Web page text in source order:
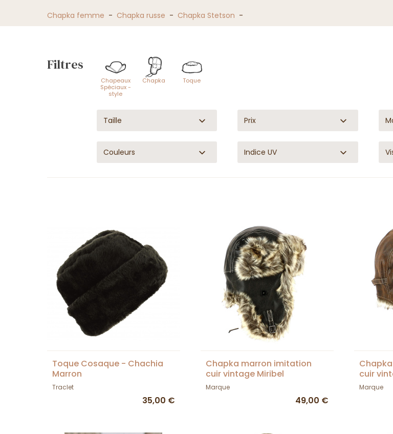
bien souvent en fourrure et garantit une parfaite isolation contre le froid.
Collection de Chapka
Chapka femme - Chapka russe - Chapka Stetson -
Filtres
Chapeaux
Spéciaux -
style
Chapka Toque
Taille Prix
Couleurs Indice UV
Toque Cosaque - Chachia
Marron
Traclet
35,00 €
Chapka marron imitation
cuir vintage Miribel
Marque
49,00 €
cuir
Marque